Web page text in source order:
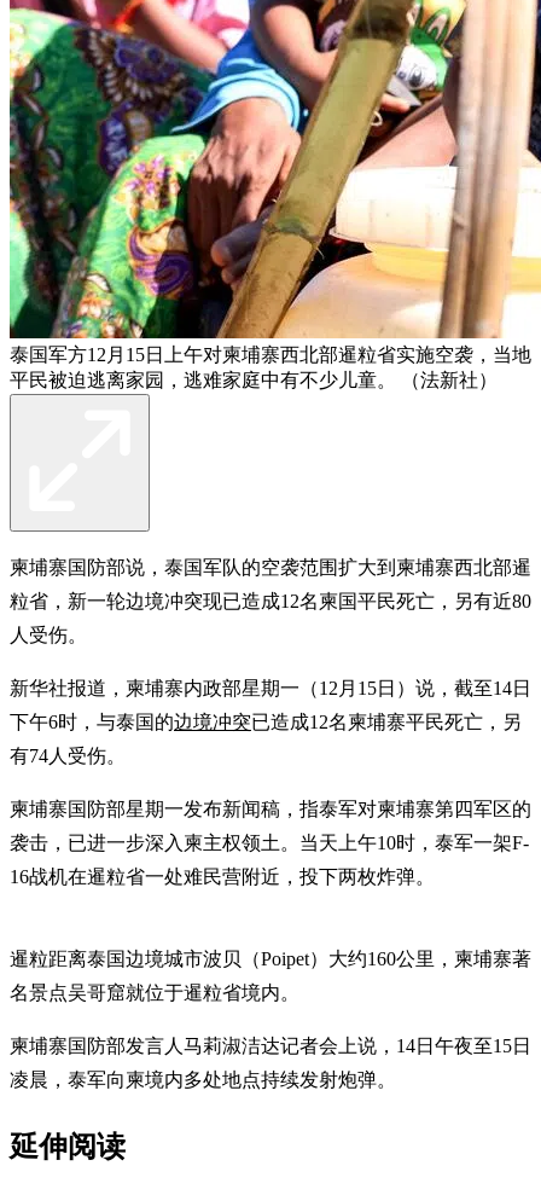
泰国军方12月15日上午对柬埔寨西北部暹粒省实施空袭，当地
平民被迫逃离家园，逃难家庭中有不少儿童。 （法新社）
柬埔寨国防部说，泰国军队的空袭范围扩大到柬埔寨西北部暹
粒省，新一轮边境冲突现已造成12名柬国平民死亡，另有近80
人受伤。
新华社报道，柬埔寨内政部星期一（12月15日）说，截至14日
下午6时，与泰国的边境冲突已造成12名柬埔寨平民死亡，另
有74人受伤。
柬埔寨国防部星期一发布新闻稿，指泰军对柬埔寨第四军区的
袭击，已进一步深入柬主权领土。当天上午10时，泰军一架F-
16战机在暹粒省一处难民营附近，投下两枚炸弹。
暹粒距离泰国边境城市波贝（Poipet）大约160公里，柬埔寨著
名景点吴哥窟就位于暹粒省境内。
柬埔寨国防部发言人马莉淑洁达记者会上说，14日午夜至15日
凌晨，泰军向柬境内多处地点持续发射炮弹。
延伸阅读